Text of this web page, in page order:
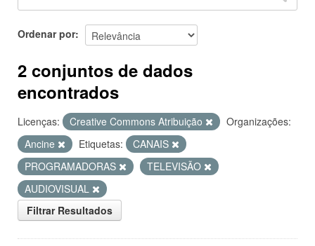
SOBRE
Ordenar por
2 conjuntos de dados
encontrados
Licenças: Creative Commons Atribuição
Organizações:
Ancine
Etiquetas:
CANAIS
PROGRAMADORAS
TELEVISÃO
AUDIOVISUAL
Filtrar Resultados